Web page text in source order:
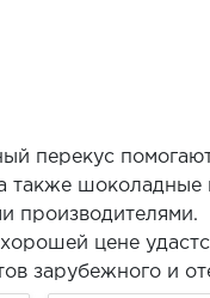
перекус
также
производителями.
хорошей цене
зарубежного и